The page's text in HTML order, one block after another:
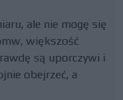
ale nie mogę się
większość
są uporczywi i
obejrzeć, a